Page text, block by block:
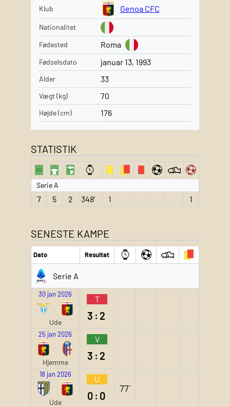
Klub Genoa CFC
Nationalitet
Fødested
Roma
Fødselsdato januar 13, 1993
Alder 33
Vægt (kg) 70
Højde (cm) 176
STATISTIK
Serie A
7 5 2 348′ 1 1
SENESTE KAMPE
Dato Resultat
Serie A
30 jan 2026
Ude
T
3:2
25 jan 2026
Hjemme
V
3:2
18 jan 2026
Ude
U
0:0
77`